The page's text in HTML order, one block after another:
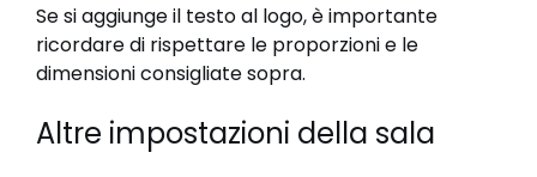
Se si aggiunge il testo al logo, è importante
ricordare di rispettare le proporzioni e le
dimensioni consigliate sopra.
Altre impostazioni della sala